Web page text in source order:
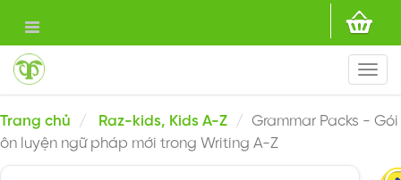
Trang chủ Raz-kids, Kids A-Z
Grammar Packs - Gói
ôn luyện ngữ pháp mới trong Writing A-Z